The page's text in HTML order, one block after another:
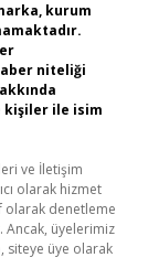
kurum
niteliği
kişiler ile isim
ve İletişim
olarak hizmet
olarak denetleme
Ancak, üyelerimiz
siteye üye olarak